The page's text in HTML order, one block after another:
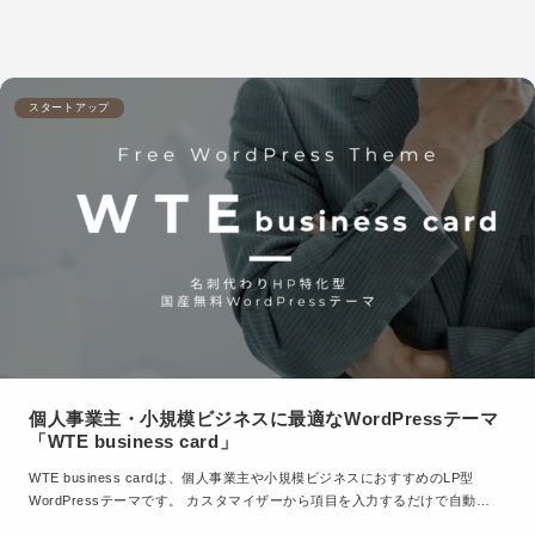
スタートアップ
個人事業主・小規模ビジネスに最適なWordPressテーマ
「WTE business card」
WTE business cardは、個人事業主や小規模ビジネスにおすすめのLP型
WordPressテーマです。 カスタマイザーから項目を入力するだけで自動…